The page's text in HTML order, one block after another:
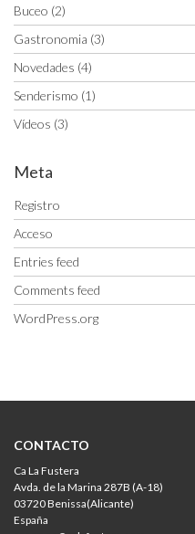
Buceo (2)
Gastronomia (3)
Novedades (4)
Senderismo (1)
Vídeos (3)
Meta
Registro
Acceso
Entries feed
Comments feed
WordPress.org
CONTACTO
Ca La Fustera
Avda. de la Marina 287B (A-18)
03720 Benissa(Alicante)
España